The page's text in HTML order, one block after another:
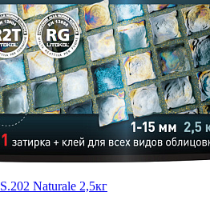
Naturale 2,5кг